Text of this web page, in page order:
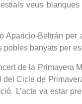
veus blanques
Aparicio-Beltrán per
pobles banyats per
de la Primavera
Cicle de
L’acte va estar